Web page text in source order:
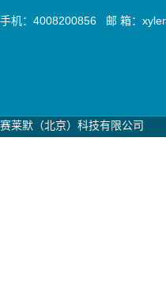
手机：4008200856 邮 箱：
赛莱默（北京）科技有限公司